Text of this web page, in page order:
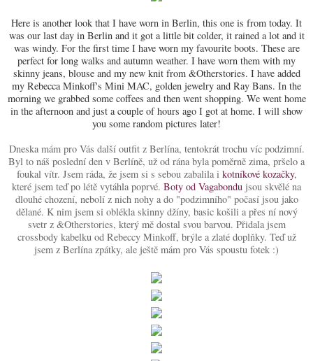
Here is another look that I have worn in Berlin, this one is from today. It
was our last day in Berlin and it got a little bit colder, it rained a lot and it
was windy. For the first time I have worn my favourite boots. These are
perfect for long walks and autumn weather. I have worn them with my
skinny jeans, blouse and my new knit from &Otherstories. I have added
my Rebecca Minkoff's Mini MAC, golden jewelry and Ray Bans. In the
morning we grabbed some coffees and then went shopping. We went home
in the afternoon and just a couple of hours ago I got at home. I will show
you some random pictures later!
Dneska mám pro Vás další outfit z Berlína, tentokrát trochu víc podzimní.
Byl to náš poslední den v Berlíně, už od rána byla poměrně zima, pršelo a
foukal vítr. Jsem ráda, že jsem si s sebou zabalila i kotníkové kozačky,
které jsem teď po létě vytáhla poprvé. Boty od Vagabondu jsou skvělé na
dlouhé chození, nebolí z nich nohy a do "podzimního" počasí jsou jako
dělané. K nim jsem si oblékla skinny džíny, basic košili a přes ní nový
svetr z &Otherstories, který mě dostal svou barvou. Přidala jsem
crossbody kabelku od Rebeccy Minkoff, brýle a zlaté doplňky. Teď už
jsem z Berlína zpátky, ale ještě mám pro Vás spoustu fotek :)